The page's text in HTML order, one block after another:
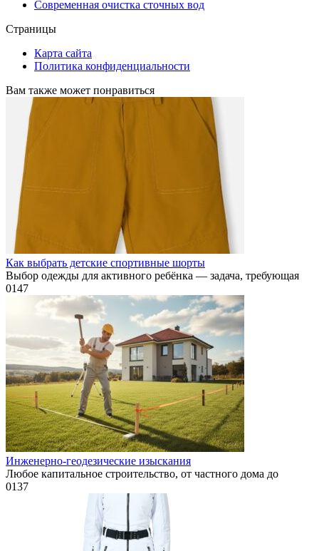
Современная очистка сточных вод
Страницы
Карта сайта
Политика конфиденциальности
Вам также может понравиться
Как выбрать детские спортивные шорты
Выбор одежды для активного ребёнка — задача, требующая
0147
Инженерно-геодезические изыскания
Любое капитальное строительство, от частного дома до
0137